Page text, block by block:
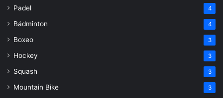
Padel 4
Bádminton 4
Boxeo 3
Hockey 3
Squash 3
Mountain Bike 3